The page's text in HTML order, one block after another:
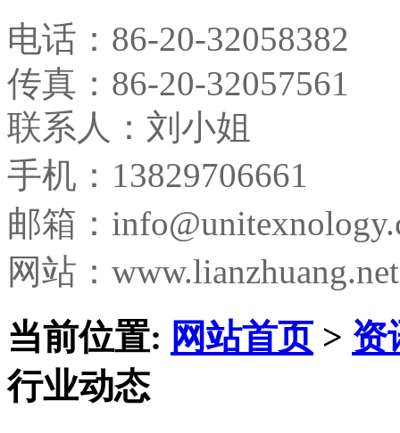
电话： 86-20-32058382
传真： 86-20-32057561
联系人：刘小姐
手机：13829706661
邮箱：
网站：www.lianzhuang.net
当前位置: 网站首页> 资
行业动态